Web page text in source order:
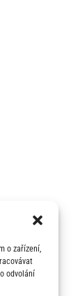
o zařízení,
odvolání